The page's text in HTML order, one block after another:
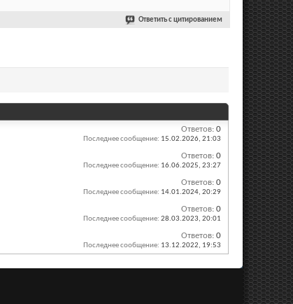
Ответить с цитированием
Ответов: 0
Последнее сообщение: 15.02.2026, 21:03
Ответов: 0
Последнее сообщение: 16.06.2025, 23:27
Ответов: 0
Последнее сообщение: 14.01.2024, 20:29
Ответов: 0
Последнее сообщение: 28.03.2023, 20:01
Ответов: 0
Последнее сообщение: 13.12.2022, 19:53